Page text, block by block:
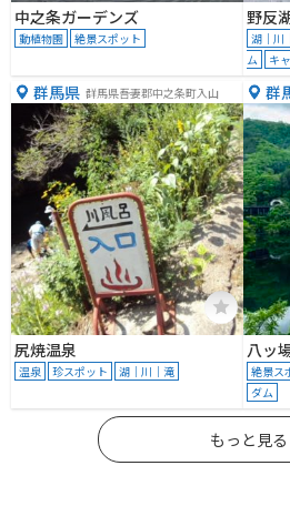
中之条ガーデンズ
動植物園 絶景スポット
野反
湖｜川
ム
キ
群馬県 群馬県吾妻郡中之条町入山
尻焼温泉
温泉 珍スポット 湖｜川｜滝
群
八ッ
絶景ス
ダム
もっと見る